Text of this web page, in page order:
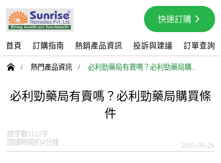
快速訂購
首頁 訂購指南 熱銷產品資訊 投訴與建議 訂單查詢
 / 熱門產品資訊 / 必利勁藥局有賣嗎？必利勁藥局購...
必利勁藥局有賣嗎？必利勁藥局購買條
件
總字數1122字
閱讀時間約4分鐘
2025-09-26